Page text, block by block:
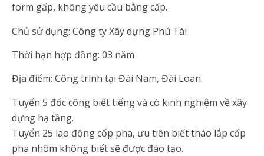
form gấp, không yêu cầu bằng cấp.
Chủ sử dụng: Công ty Xây dựng Phú Tài
Thời hạn hợp đồng: 03 năm
Địa điểm: Công trình tại Đài Nam, Đài Loan.
Tuyển 5 đốc công biết tiếng và có kinh nghiệm về xây
dựng hạ tầng.
Tuyển 25 lao động cốp pha, ưu tiên biết tháo lắp cốp
pha nhôm không biết sẽ được đào tạo.